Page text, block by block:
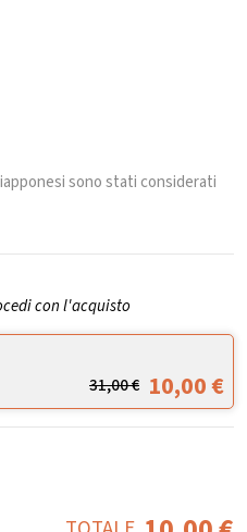
sono stati considerati
con l'acquisto
31,00€ 10,00€